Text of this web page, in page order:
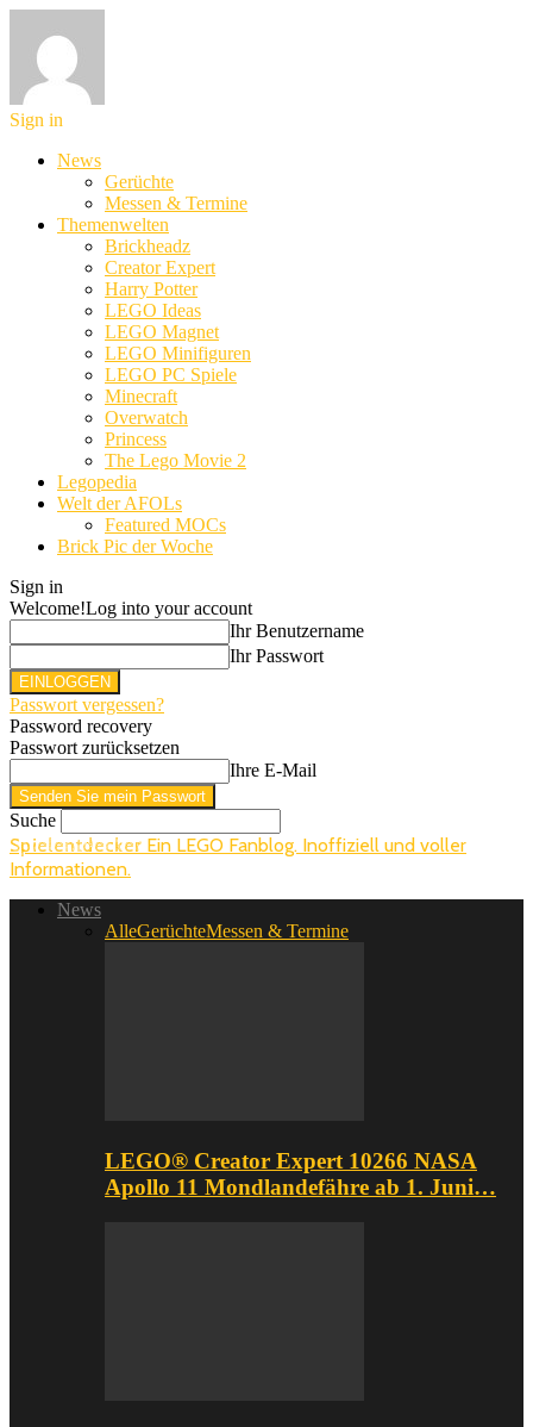
Sign in
News
Gerüchte
Messen & Termine
Themenwelten
Brickheadz
Creator Expert
Harry Potter
LEGO Ideas
LEGO Magnet
LEGO Minifiguren
LEGO PC Spiele
Minecraft
Overwatch
Princess
The Lego Movie 2
Legopedia
Welt der AFOLs
Featured MOCs
Brick Pic der Woche
Sign in
Welcome!Log into your account
Ihr Benutzername
Ihr Passwort
Passwort vergessen?
Password recovery
Passwort zurücksetzen
Ihre E-Mail
Suche
Spielentdecker Ein LEGO Fanblog. Inoffiziell und voller
Informationen.
News
AlleGerüchteMessen & Termine
LEGO® Creator Expert 10266 NASA
Apollo 11 Mondlandefähre ab 1. Juni…